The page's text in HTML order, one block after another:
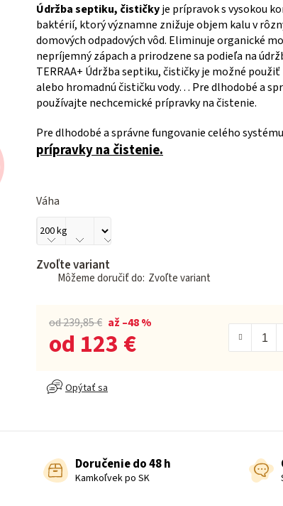
Údržba septiku, čističkyje prípravok s vysokou
baktérií, ktorý významne znižuje objem kalu v
domových odpadových vôd. Eliminuje organické
nepríjemný zápach a prirodzene sa podieľa na
TERRAA+ Údržba septiku, čističky je možné
alebo hromadnú čističku vody… Pre dlhodobé a
používajte nechcemické prípravky na čistenie.
Pre dlhodobé a správne fungovanie celého
prípravky na čistenie.
Váha
Zvoľte variant
Zvoľte variant
od 239,85 € až –48 %
od 123 €
Opýtať sa
Doručenie do 48 h
Kamkoľvek po SK